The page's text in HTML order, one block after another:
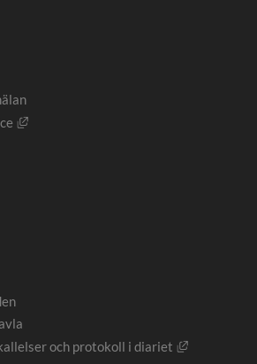
Länk till annan webbplats, öppnas i
i nytt fönster.
annan webbplats, öppnas i nytt fönster.
och protokoll i diariet
Länk till